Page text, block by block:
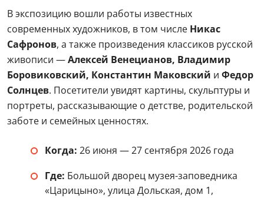
В экспозицию вошли работы известных
современных художников, в том числе Никас
Сафронов, а также произведения классиков русской
живописи —Алексей Венецианов, Владимир
Боровиковский, Константин Маковский и Федор
Солнцев. Посетители увидят картины, скульптуры и
портреты, рассказывающие о детстве, родительской
заботе и семейных ценностях.
Когда: 26 июня — 27 сентября 2026 года
Где: Большой дворец музея-заповедника
«Царицыно», улица Дольская, дом 1,